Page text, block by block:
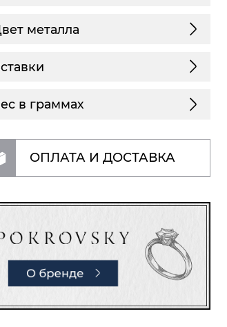
металла
в граммах
ОПЛАТА И ДОСТАВКА